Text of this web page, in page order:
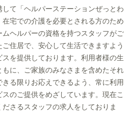
て「ヘルパーステーションぜっとわ
宅での介護を必要とされる方のため
ヘルパーの資格を持つスタッフがご
住居で、安心して生活できますよう
を提供しております。利用者様の生
に、ご家族のみなさまを含めたそれ
る限りお応えできるよう、常に利用
のご提供をめざしています。現在こ
さるスタッフの求人をしておりま